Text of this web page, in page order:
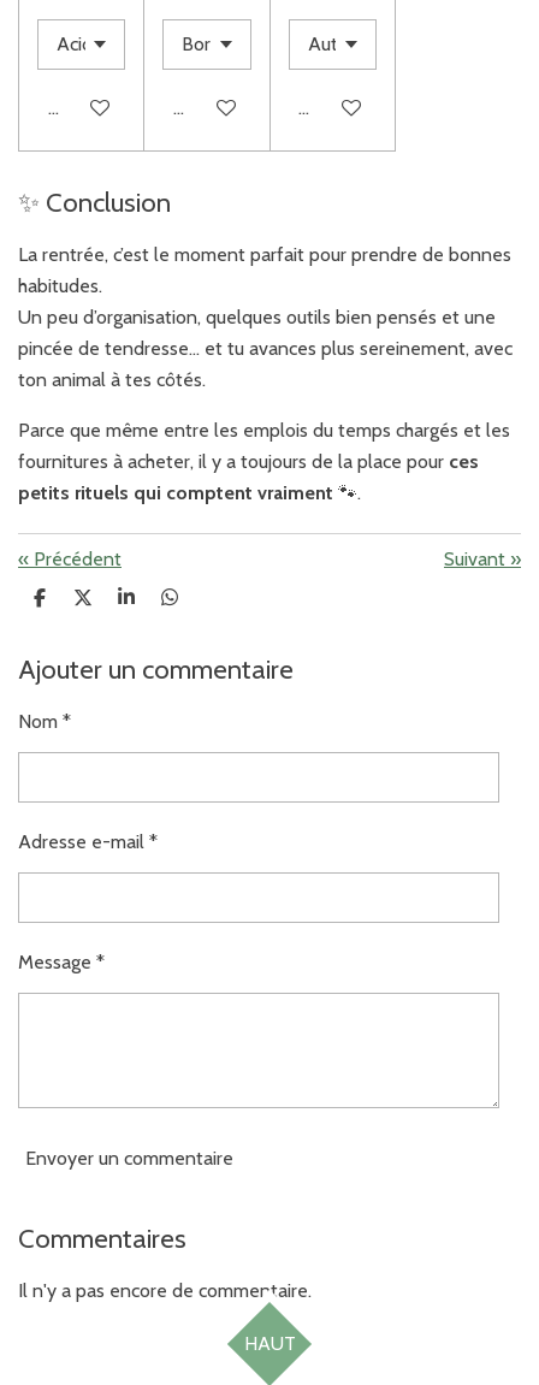
Voir les détails Voir les détails Voir les détails
✨ Conclusion
La rentrée, c’est le moment parfait pour prendre de bonnes
habitudes.
Un peu d’organisation, quelques outils bien pensés et une
pincée de tendresse… et tu avances plus sereinement, avec
ton animal à tes côtés.
Parce que même entre les emplois du temps chargés et les
fournitures à acheter, il y a toujours de la place pour ces
petits rituels qui comptent vraiment 🐾.
« Précédent Suivant »
P
t
a
e
P
t
a
P
t
a
P
t
a
Ajouter un commentaire
Nom *
Adresse e-mail *
Message *
Envoyer un commentaire
Commentaires
Il n'y a pas encore de commentaire.
HAUT